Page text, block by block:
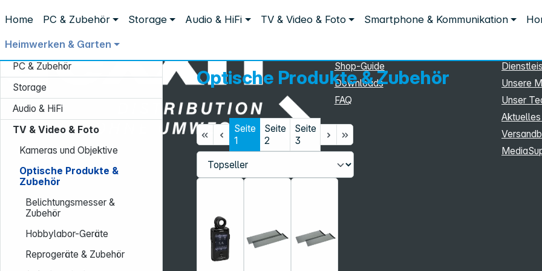
Home PC & Zubehör Storage Audio & HiFi TV & Video & Foto Smartphone & Kommunikation
Heimwerken & Garten
TV & Video & Foto Optische Produkte & Zubehör
PC & Zubehör
Storage
Audio & HiFi
TV & Video & Foto
Kameras und Objektive
Optische Produkte &
Zubehör
Belichtungsmesser &
Zubehör
Hobbylabor-Geräte
Reprogeräte & Zubehör
Optische Produkte & Zubehör
Seite
1
Seite
2
Seite
3
Service-Hotline:
+49 931 9708–496
Shop-Guide
Downloads
FAQ
Unsere
Unser